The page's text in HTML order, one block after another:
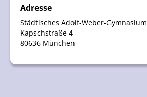
Adresse
Städtisches Adolf-Weber-Gymnasium
Kapschstraße 4
80636 München